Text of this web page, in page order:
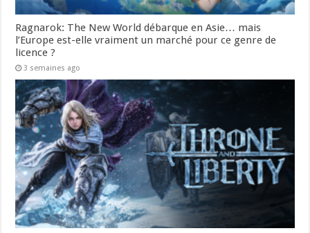
Ragnarok: The New World débarque en Asie… mais
l’Europe est-elle vraiment un marché pour ce genre de
licence ?
3 semaines ago